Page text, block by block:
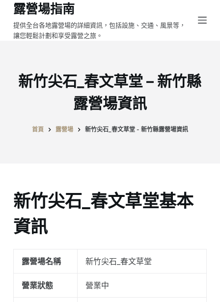
跳
至
主
露營場指南
提供全台各地露營場的詳細資訊，包括設施、交通、風景等，
讓您輕鬆計劃和享受露營之旅。
新竹尖石_春文草堂 – 新竹縣
露營場資訊
首頁 露營場 新竹尖石_春文草堂 - 新竹縣露營場資訊
新竹尖石_春文草堂基本
資訊
露營場名稱 新竹尖石_春文草堂
營業狀態 營業中